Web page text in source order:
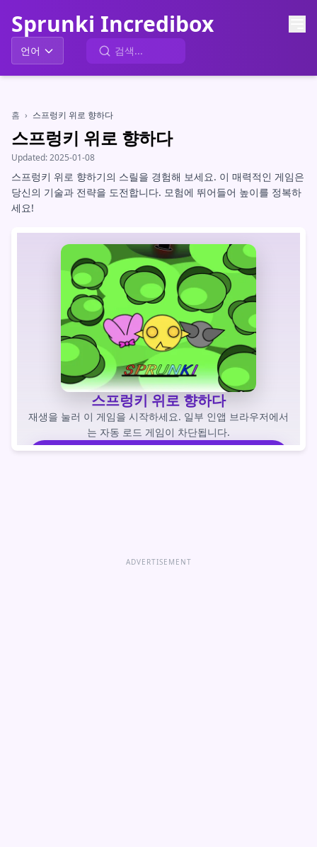
Sprunki Incredibox
언어
홈 › 스프렁키 위로 향하다
스프렁키 위로 향하다
Updated:2025-01-08
스프렁키 위로 향하기의 스릴을 경험해 보세요. 이 매력적인 게임은
당신의 기술과 전략을 도전합니다. 모험에 뛰어들어 높이를 정복하
세요!
스프렁키 위로 향하다
재생을 눌러 이 게임을 시작하세요. 일부 인앱 브라우저에서
는 자동 로드 게임이 차단됩니다.
ADVERTISEMENT